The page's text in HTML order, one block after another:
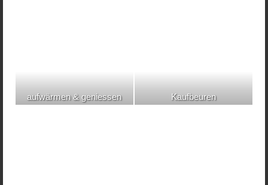
aufwärmen & geniessen Kaufbeuren